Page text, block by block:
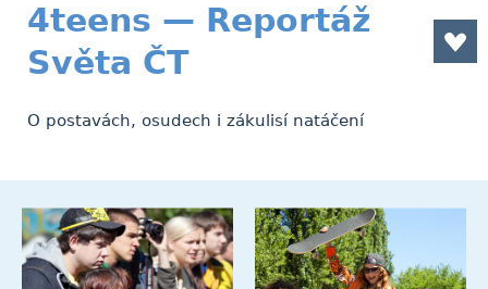
4teens — Reportáž
Světa ČT
O postavách, osudech i zákulisí natáčení